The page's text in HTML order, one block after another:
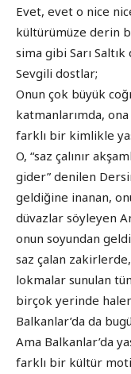
Evet, evet o nice
kültürümüze derin
sima gibi Sarı
Sevgili dostlar;
Onun çok büyük
katmanlarımda,
farklı bir kimlikle
O, “saz çalınır
gider” denilen
geldiğine inanan,
düvazlar söyleyen
onun soyundan
saz çalan
lokmalar sunulan
birçok yerinde halen
Balkanlar’da da
Ama Balkanlar’da
farklı bir kültür